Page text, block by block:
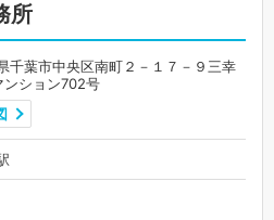
所
千葉市中央区南町２－１７－９三幸
ンション702号